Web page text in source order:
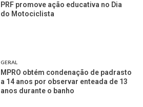
PRF promove ação educativa no Dia
do Motociclista
GERAL
MPRO obtém condenação de padrasto
a 14 anos por observar enteada de 13
anos durante o banho